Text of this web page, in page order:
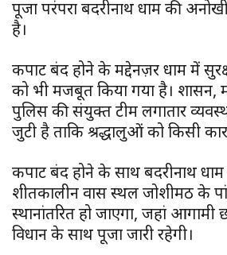
पूजा परंपरा बदरीनाथ धाम की
है।
कपाट बंद होने के मद्देनज़र धाम में
को भी मजबूत किया गया है। प्रशासन,
पुलिस की संयुक्त टीम लगातार
जुटी है ताकि श्रद्धालुओं को किसी
कपाट बंद होने के साथ बदरीनाथ
शीतकालीन प्रवास स्थल जोशीमठ के
स्थानांतरित हो जाएगा, जहां आगामी
विधान के साथ पूजा जारी रहेगी।